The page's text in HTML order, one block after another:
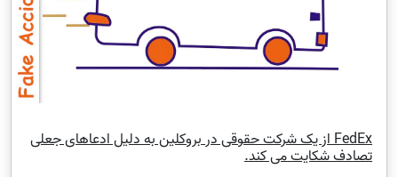
FedEx از یک شرکت حقوقی در بروکلین به دلیل ادعاهای جعلی
تصادف شکایت می‌ کند.